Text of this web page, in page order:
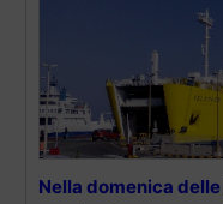
Nella domenica delle